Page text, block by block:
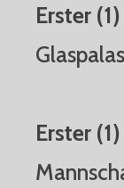
Erster
Erster